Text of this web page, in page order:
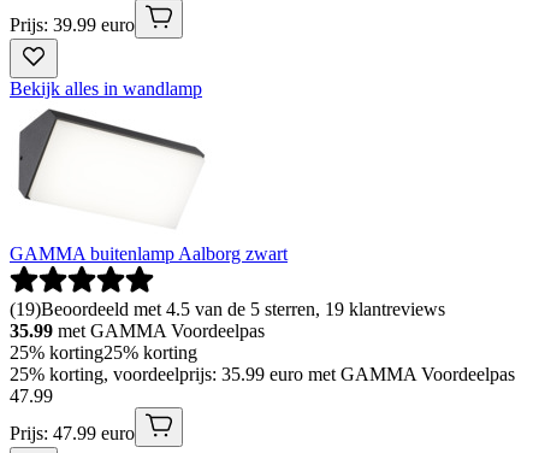
Prijs: 39.99 euro
Bekijk alles in wandlamp
GAMMA buitenlamp Aalborg zwart
(19)Beoordeeld met 4.5 van de 5 sterren, 19 klantreviews
35.99 met GAMMA Voordeelpas
25% korting25% korting
25% korting, voordeelprijs: 35.99 euro met GAMMA Voordeelpas
47.99
Prijs: 47.99 euro